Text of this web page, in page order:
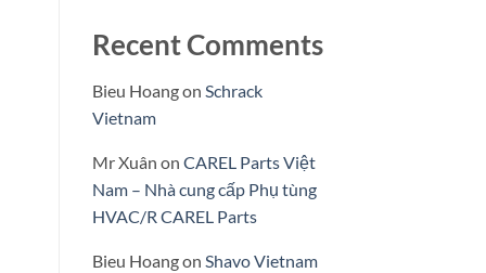
Recent Comments
Bieu Hoangon Schrack
Vietnam
Mr Xuân on CAREL Parts Việt
Nam – Nhà cung cấp Phụ tùng
HVAC/R CAREL Parts
Bieu Hoangon Shavo Vietnam